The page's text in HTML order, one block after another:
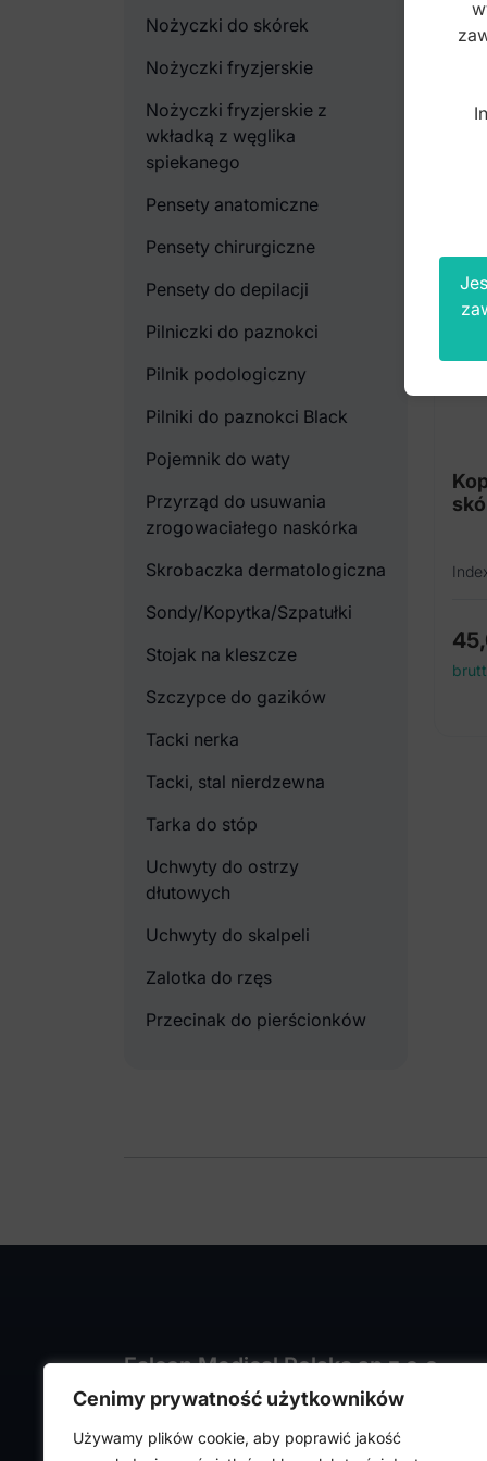
Cenimy prywatność użytkowników
Używamy plików cookie, aby poprawić jakość
Nożyczki do skórek
Nożyczki fryzjerskie
Nożyczki fryzjerskie z
wkładką z węglika
spiekanego
Pensety anatomiczne
Pensety chirurgiczne
Pensety do depilacji
Pilniczki do paznokci
Pilnik podologiczny
Pilniki do paznokci Black
Pojemnik do waty
Przyrząd do usuwania
zrogowaciałego naskórka
Skrobaczka dermatologiczna
Sondy/Kopytka/Szpatułki
Stojak na kleszcze
Szczypce do gazików
Tacki nerka
Tacki, stal nierdzewna
Tarka do stóp
Uchwyty do ostrzy
dłutowych
Uchwyty do skalpeli
Zalotka do rzęs
Przecinak do pierścionków
Falcon Medical Polska sp z o.o.
ul. Rajmunda Rembielińskiego 1/7
93-575 Łódź